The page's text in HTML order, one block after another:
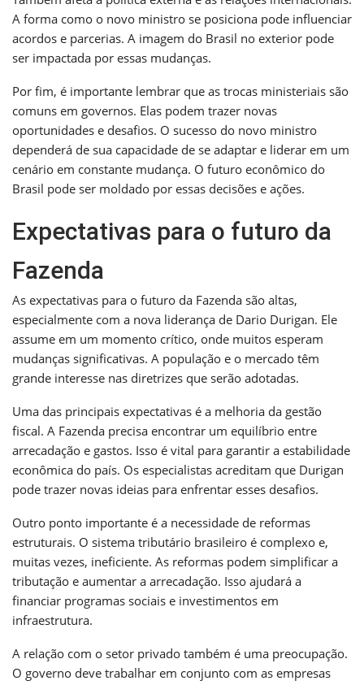
A forma como o novo ministro se posiciona pode influenciar
acordos e parcerias. A imagem do Brasil no exterior pode
ser impactada por essas mudanças.
Por fim, é importante lembrar que as trocas ministeriais são
comuns em governos. Elas podem trazer novas
oportunidades e desafios. O sucesso do novo ministro
dependerá de sua capacidade de se adaptar e liderar em um
cenário em constante mudança. O futuro econômico do
Brasil pode ser moldado por essas decisões e ações.
Expectativas para o futuro da
Fazenda
As expectativas para o futuro da Fazenda são altas,
especialmente com a nova liderança de Dario Durigan. Ele
assume em um momento crítico, onde muitos esperam
mudanças significativas. A população e o mercado têm
grande interesse nas diretrizes que serão adotadas.
Uma das principais expectativas é a melhoria da gestão
fiscal. A Fazenda precisa encontrar um equilíbrio entre
arrecadação e gastos. Isso é vital para garantir a estabilidade
econômica do país. Os especialistas acreditam que Durigan
pode trazer novas ideias para enfrentar esses desafios.
Outro ponto importante é a necessidade de reformas
estruturais. O sistema tributário brasileiro é complexo e,
muitas vezes, ineficiente. As reformas podem simplificar a
tributação e aumentar a arrecadação. Isso ajudará a
financiar programas sociais e investimentos em
infraestrutura.
A relação com o setor privado também é uma preocupação.
O governo deve trabalhar em conjunto com as empresas